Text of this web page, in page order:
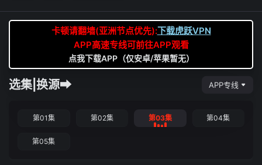
卡顿请翻墙(亚洲节点优先):下载虎跃VPN
APP高速专线可前往APP观看
点我下载APP（仅安卓/苹果暂无）
选集|换源➡ APP专线
第01集 第02集 第03集 第04集
第05集